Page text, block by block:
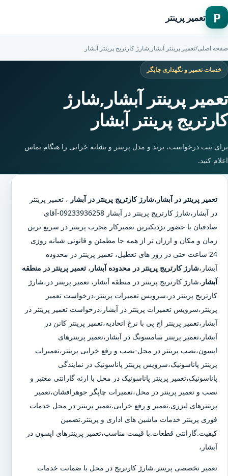
P تعمیر پرینتر
صفحه اصلی/تعمیر پرینتر آبشار,شارژ کارتریج پرینتر آبشار
خدمات تعمیر و نگهداری چاپگر
تعمیر پرینتر آبشار,شارژ
کارتریج پرینتر آبشار
برای ثبت درخواست، برند و مدل پرینتر و نشانه خرابی را هنگام تماس
اعلام کنید.
تعمیر پرینتر در آبشار ،شارژ کارتریج پرینتر در آبشار ، تعمیر پرینتر
در آبشار ،شارژ کارتریج پرینتر در آبشار
09233936258-آقای
صادقیان با حضور نزدیکترین تعمیرکار مجرب پرینتر در سریع ترین
زمان و مکان و ارزان تر از همه جا مطمئن و قانونی شبانه روزی
24 ساعت حتی در روز های تعطیل، تعمیر پرینتر در محدوده
آبشار،شارژ کارتریج پرینتر در محدوده آبشار ، تعمیر پرینتر در منطقه
آبشار ،شارژ کارتریج پرینتر در منطقه آبشار، تعمیر پرینتر در،شارژ
کارتریج پرینتر در،سرویس تعمیرات پرینتر،درخواست تعمیر
پرینتر،سرویس تعمیرات پرینتر در آبشار،درخواست تعمیر پرینتر در
آبشار،تعمیر پرینتر اچ پی با نرخ اتحادیه،تعمیر پرینتر کانن در
آبشار،تعمیر پرینتر سامسونگ در آبشار،تعمیر پرینترهای
اپسون،نصب پرینتر در محل-نصب و رفع خرابی پرینتر،تعمیرات
پرینتر پاناسونیک،سرویس پرینتر پاناسونیک در نمایندگی
پاناسونیک،تعمیر پرینتر پاناسونیک در محل با ارئه گارانتی معتبر و
نصب و تعمیر پرینتر در محل،تعمیرات چاپگر جوهرافشان،تعمیر
پرینترهای لیزری.تعمیر و رفع خرابی.تعمیر پرینتر در محل خدمات
فوری پرینتر خدمات ماشین های اداری و پرینتر.تضمین
کیفیت.گارانتی قطعات.با قیمت مناسب،تعمیر پرینترهای اپسون در
آبشار،
تعمیر تخصصی پرینتر،شارژ کارتریج در محل با ضمانت خدمات